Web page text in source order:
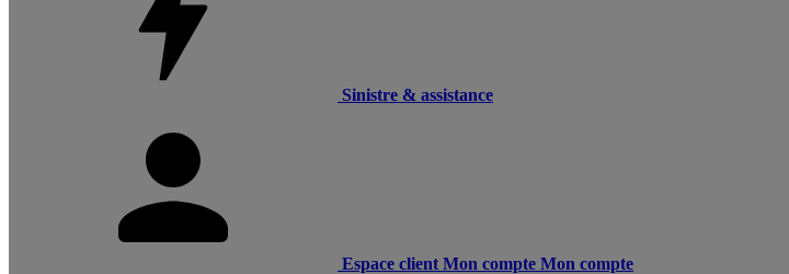
Sinistre & assistance
Espace client Mon compte Mon compte